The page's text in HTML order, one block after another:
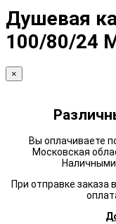
Душевая
100/80/24
×
Вы оплачиваете
Московская
Наличными
При отправке заказа